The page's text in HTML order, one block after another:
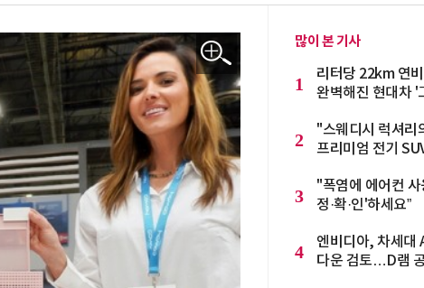
많이 본 기사
1
리터당 22km 연
완벽해진 현대차 '
2
"스웨디시 럭셔리
프리미엄 전기
3
"폭염에 에어컨
정·확·인'하세요”
4
엔비디아, 차세대
다운 검토…D램